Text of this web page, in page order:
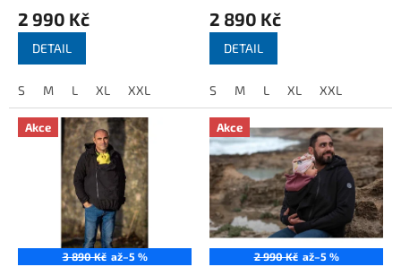
2 990 Kč
DETAIL
S M L XL XXL
2 890 Kč
DETAIL
S M L XL XXL
Akce
3 890 Kč až–5 %
Akce
2 990 Kč až–5 %